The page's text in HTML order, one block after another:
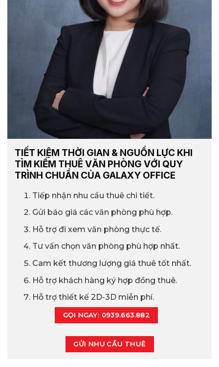
TIẾT KIỆM THỜI GIAN & NGUỒN LỰC KHI
TÌM KIẾM THUÊ VĂN PHÒNG VỚI QUY
TRÌNH CHUẨN CỦA GALAXY OFFICE
Tiếp nhận nhu cầu thuê chi tiết.
Gửi báo giá các văn phòng phù hợp.
Hỗ trợ đi xem văn phòng thực tế.
Tư vấn chọn văn phòng phù hợp nhất.
Cam kết thương lượng giá thuê tốt nhất.
Hỗ trợ khách hàng ký hợp đồng thuê.
Hỗ trợ thiết kế 2D-3D miễn phí.
GỌI NGAY: 0939.663.882
GỬI NHU CẦU THUÊ